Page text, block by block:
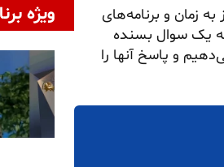
زمان و برنامه‌های
یک سوال بسنده
قرار می‌دهیم و پاسخ آنها را
ویژه